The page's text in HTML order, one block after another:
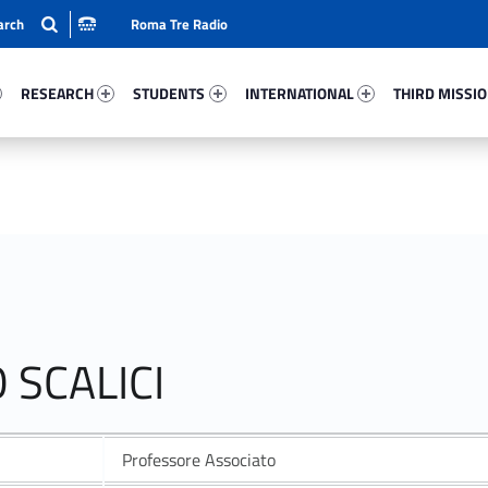
RESEARCH
STUDENTS
INTERNATIONAL
THIRD
Roma Tre Radio
Professore Associato